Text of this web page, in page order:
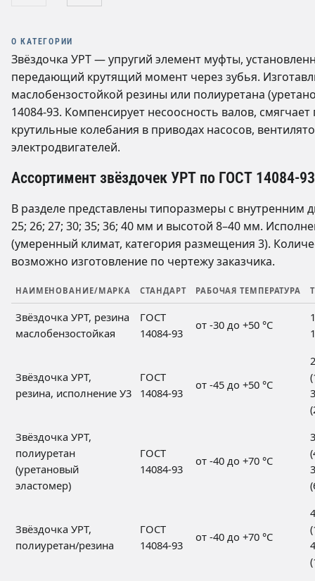
О КАТЕГОРИИ
Звёздочка УРТ — упругий элемент муфты,
передающий крутящий момент через зубья.
маслобензостойкой резины или полиуретана
14084-93. Компенсирует несоосность валов, смягчает
крутильные колебания в приводах насосов,
электродвигателей.
Ассортимент звёздочек УРТ по ГОСТ 14084-93
В разделе представлены типоразмеры с внутренним
25; 26; 27; 30; 35; 36; 40 мм и высотой 8–40 мм.
(умеренный климат, категория размещения 3).
возможно изготовление по чертежу заказчика.
НАИМЕНОВАНИЕ/МАРКА СТАНДАРТ РАБОЧАЯ ТЕМПЕРАТУРА
Звёздочка УРТ, резина
маслобензостойкая
ГОСТ
14084-93
от -30 до +50 °C
Звёздочка УРТ,
резина, исполнение У3
ГОСТ
14084-93
от -45 до +50 °C
Звёздочка УРТ,
полиуретан
(уретановый
эластомер)
ГОСТ
14084-93
от -40 до +70 °C
Звёздочка УРТ,
полиуретан/резина
ГОСТ
14084-93
от -40 до +70 °C